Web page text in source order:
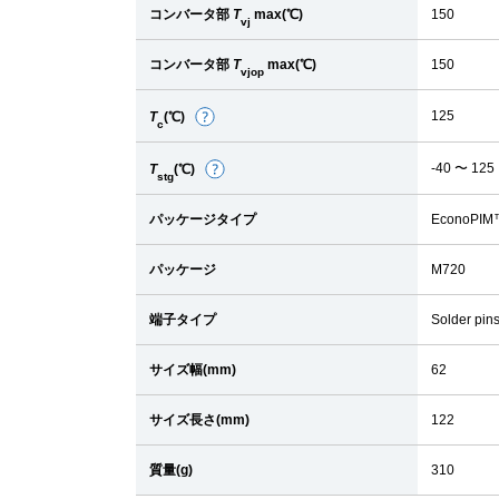
コンバータ部 Tvj max(℃) 150
コンバータ部 Tvjop max(℃) 150
Tc(℃)
詳
細
125
Tstg(℃)
詳
細
-40 〜 125
パッケージタイプ
パッケージ M720
端子タイプ Solder pins
サイズ幅(mm) 62
サイズ長さ(mm) 122
質量(g) 310